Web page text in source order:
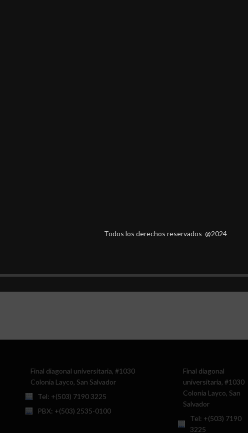
Todos los derechos reservados @2024
Final diagonal universitaria, #1030
Colonia Layco, San Salvador
Tel: +(503) 7190 3225
PBX: +(503) 2535-0100
Final diagonal
universitaria, #1030
Colonia Layco, San
Salvador
Tel: +(503) 7190
3225